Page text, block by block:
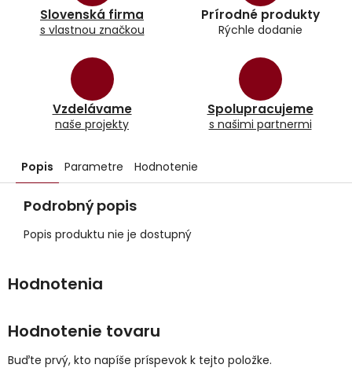
Slovenská firma
s vlastnou značkou
Prírodné produkty
Rýchle dodanie
Vzdelávame
naše projekty
Spolupracujeme
s našimi partnermi
Popis Parametre Hodnotenie
Podrobný popis
Popis produktu nie je dostupný
Hodnotenie tovaru
Buďte prvý, kto napíše príspevok k tejto položke.